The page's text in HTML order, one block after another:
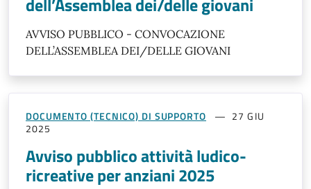
dell’Assemblea dei/delle giovani
AVVISO PUBBLICO - CONVOCAZIONE
DELL’ASSEMBLEA DEI/DELLE GIOVANI
DOCUMENTO (TECNICO) DI SUPPORTO
27 GIU
2025
Avviso pubblico attività ludico-
ricreative per anziani 2025